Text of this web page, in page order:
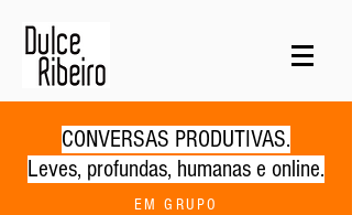
CONVERSAS PRODUTIVAS.
Leves, profundas, humanas e online.
EM GRUPO